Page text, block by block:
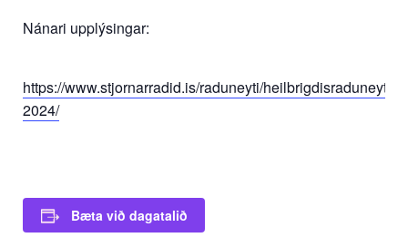
Nánari upplýsingar:
https://www.stjornarradid.is/raduneyti/
2024/
Bæta við dagatalið